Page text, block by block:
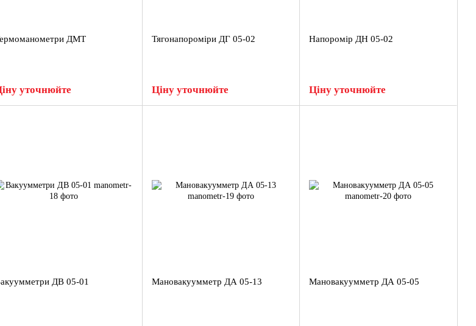
ДМТ
уточнюйте
Тягонапороміри ДГ 05-02
Ціну уточнюйте
Напоромір ДН 05-02
Ціну уточнюйте
ДВ 05-01 Мановакуумметр ДА 05-13 Мановакуумметр ДА 05-05